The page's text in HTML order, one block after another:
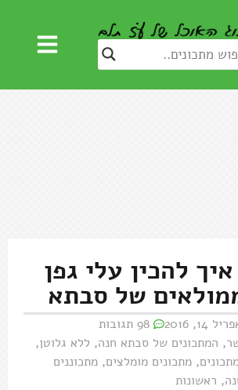
להכין עלי גפן
של סבתא
14, 2016
98 תגובות
, המתכונים של סבתא חנה, ללא גלוטן,
, מתכונים מומלצים, מתכוננים
, ראשונות